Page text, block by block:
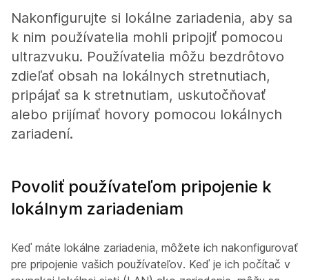
Nakonfigurujte si lokálne zariadenia, aby sa
k nim používatelia mohli pripojiť pomocou
ultrazvuku. Používatelia môžu bezdrôtovo
zdieľať obsah na lokálnych stretnutiach,
pripájať sa k stretnutiam, uskutočňovať
alebo prijímať hovory pomocou lokálnych
zariadení.
Povoliť používateľom pripojenie k
lokálnym zariadeniam
Keď máte lokálne zariadenia, môžete ich nakonfigurovať
pre pripojenie vašich používateľov. Keď je ich počítač v